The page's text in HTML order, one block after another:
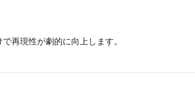
再現性が劇的に向上します。